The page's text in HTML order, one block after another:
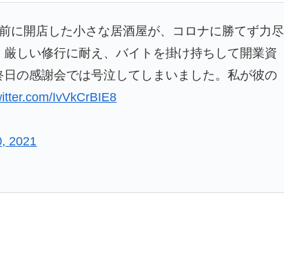
に開店した小さな居酒屋が、コロナに勝てず力尽
しい修行に耐え、バイトを掛け持ちして開業資
の感謝会では号泣してしまいました。私が彼の
IvVkCrBIE8
2021